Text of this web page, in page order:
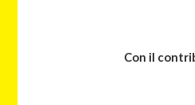
Con il